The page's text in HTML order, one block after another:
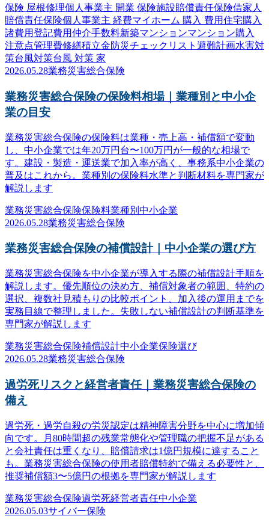
保険 屋根修理個人事業主 開業 保険施設賠償責任保険借家人
賠償責任保険個人事業主 経費マイホーム 購入 費用住宅購入
諸費用登記費用仲介手数料新築マンションマンション購入
注意点管理費修繕積立金防災チェックリスト 避難計画水害対
策台風対策台風 対策 家
2026.05.28業務災害総合保険
業務災害総合保険の保険料相場｜業種別と中小企
業の目安
業務災害総合保険の保険料は業種・売上高・補償額で変動
し、中小企業では年20万円台〜100万円が一般的な相場で
す。建設・製造・運送業で加入率が高く、事務系中小企業の
普及はこれから。業種別の保険料水準と判断材料を専門家が
解説します
業務災害総合保険保険料業種別 中小企業
2026.05.28業務災害総合保険
業務災害総合保険の補償設計｜中小企業の選び方
業務災害総合保険を中小企業が導入する際の補償設計手順を
解説します。優先順位の決め方、補償対象者の範囲、特約の
選択、複数社見積もりの比較ポイント、加入後の運用までを
実務目線で整理しました。失敗しない補償設計の判断基準を
専門家が解説します
業務災害総合保険補償設計中小企業保険選び
2026.05.28業務災害総合保険
過労死リスクと経営者責任｜業務災害総合保険の
備え
過労死・過労自殺の労災認定は精神障害分野を中心に増加傾
向です。月80時間超の残業常態化や管理職の把握不足がある
と会社責任は重くなり、賠償請求は1億円規模に達すること
も。業務災害総合保険の使用者賠償特約で備える必要性と、
推奨補償額3〜5億円の根拠を専門家が解説します
業務災害総合保険過労死経営者責任中小企業
2026.05.03サイバー保険